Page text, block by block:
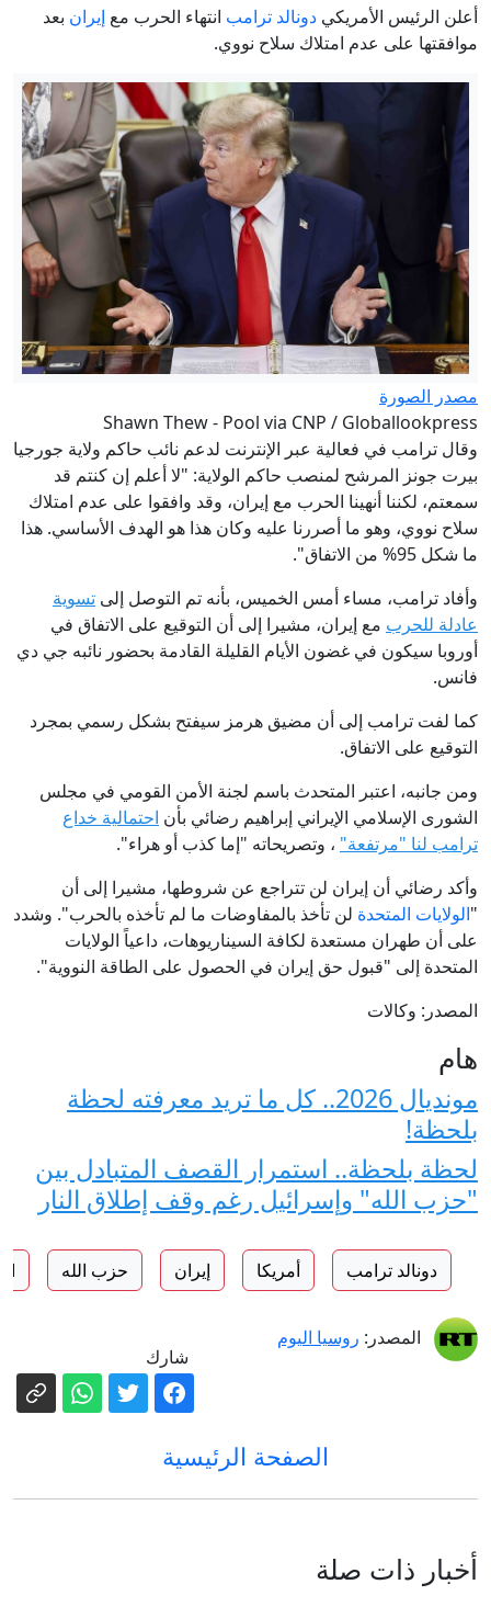
في تايلند
تنفيذيين لتقييد حق المواطنة بالولادة
مصر وتركيا: كيف توسّع التعاون العسكري
والدفاعي بين البلدين؟
الدفاع الروسية: إصابة 3 سفن شحن محملة
بإمدادات للجيش الأوكراني
ترامب يحاول مجدداً تقييد حق المواطنة
بالولادة في الولايات المتحدة عبر أوامر
تنفيذية جديدة
العامري يدعو فصائل المقاومة إلى تأجيل
الرد على الاعتداء السعودي الأميركي من
العراقية (واع)
أعلن الرئيس الأمريكي دونالد ترامب انتهاء الحرب مع إيران بعد
موافقتها على عدم امتلاك سلاح نووي.
مصدر الصورة
Shawn Thew - Pool via CNP / Globallookpress
وقال ترامب في فعالية عبر الإنترنت لدعم نائب حاكم ولاية جورجيا
بيرت جونز المرشح لمنصب حاكم الولاية: "لا أعلم إن كنتم قد
سمعتم، لكننا أنهينا الحرب مع إيران، وقد وافقوا على عدم امتلاك
سلاح نووي، وهو ما أصررنا عليه وكان هذا هو الهدف الأساسي. هذا
ما شكل 95% من الاتفاق".
وأفاد ترامب، مساء أمس الخميس، بأنه تم التوصل إلى تسوية
عادلة للحرب مع إيران، مشيرا إلى أن التوقيع على الاتفاق في
أوروبا سيكون في غضون الأيام القليلة القادمة بحضور نائبه جي دي
فانس.
كما لفت ترامب إلى أن مضيق هرمز سيفتح بشكل رسمي بمجرد
التوقيع على الاتفاق.
ومن جانبه، اعتبر المتحدث باسم لجنة الأمن القومي في مجلس
الشورى الإسلامي الإيراني إبراهيم رضائي بأن احتمالية خداع
ترامب لنا "مرتفعة" ، وتصريحاته "إما كذب أو هراء".
وأكد رضائي أن إيران لن تتراجع عن شروطها، مشيرا إلى أن
"الولايات المتحدة لن تأخذ بالمفاوضات ما لم تأخذه بالحرب". وشدد
على أن طهران مستعدة لكافة السيناريوهات، داعياً الولايات
المتحدة إلى "قبول حق إيران في الحصول على الطاقة النووية".
المصدر: وكالات
هام
مونديال 2026.. كل ما تريد معرفته لحظة
بلحظة!
لحظة بلحظة.. استمرار القصف المتبادل بين
"حزب الله" وإسرائيل رغم وقف إطلاق النار
دونالد ترامب أمريكا إيران حزب الله
المصدر: روسيا اليوم
شارك
الصفحة الرئيسية
أخبار ذات صلة